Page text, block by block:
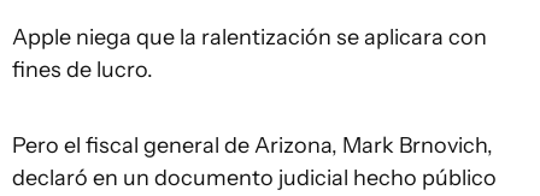
Apple niega que la ralentización se aplicara con
fines de lucro.
Pero el fiscal general de Arizona, Mark Brnovich,
declaró en un documento judicial hecho público